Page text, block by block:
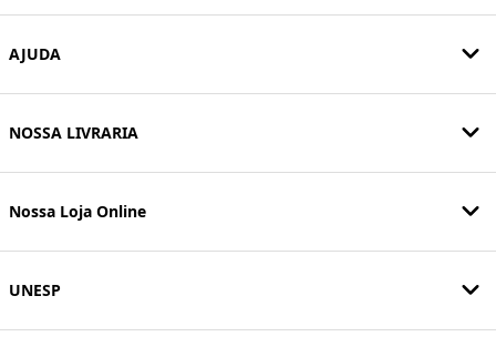
AJUDA
NOSSA LIVRARIA
Nossa Loja Online
UNESP